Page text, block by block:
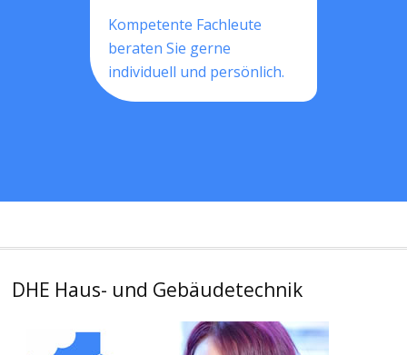
Kompetente Fachleute
beraten Sie gerne
individuell und persönlich.
DHE Haus- und Gebäudetechnik